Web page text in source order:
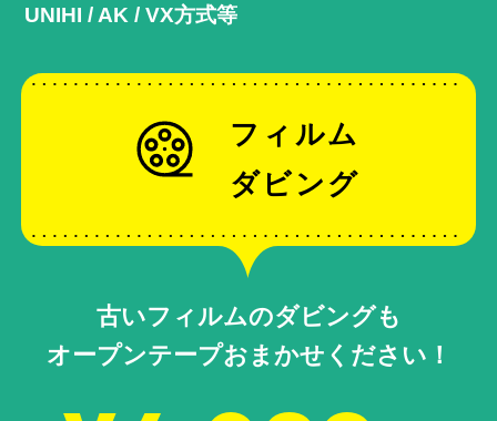
UNIHI / AK /VX方式等
フィルム
ダビング
古いフィルムのダビングも
オープンテープおまかせください！